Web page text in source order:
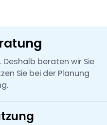
beraten wir Sie
Sie bei der Planung